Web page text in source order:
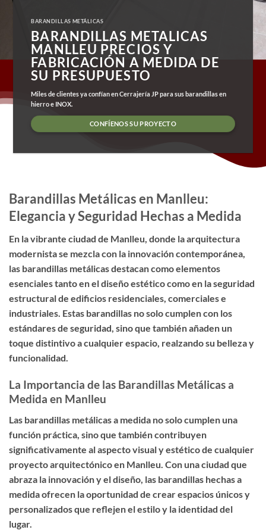
BARANDILLAS METÁLICAS
BARANDILLAS METALICAS
MANLLEU PRECIOS Y
FABRICACIÓN A MEDIDA DE
SU PRESUPUESTO
Miles de clientes ya confían en Cerrajería JP para sus barandillas en
hierro e INOX.
CONFÍENOS SU PROYECTO
Barandillas Metálicas en Manlleu:
Elegancia y Seguridad Hechas a Medida
En la vibrante ciudad de Manlleu, donde la arquitectura
modernista se mezcla con la innovación contemporánea,
las barandillas metálicas destacan como elementos
esenciales tanto en el diseño estético como en la seguridad
estructural de edificios residenciales, comerciales e
industriales. Estas barandillas no solo cumplen con los
estándares de seguridad, sino que también añaden un
toque distintivo a cualquier espacio, realzando su belleza y
funcionalidad.
La Importancia de las Barandillas Metálicas a
Medida en Manlleu
Las barandillas metálicas a medida no solo cumplen una
función práctica, sino que también contribuyen
significativamente al aspecto visual y estético de cualquier
proyecto arquitectónico en Manlleu. Con una ciudad que
abraza la innovación y el diseño, las barandillas hechas a
medida ofrecen la oportunidad de crear espacios únicos y
personalizados que reflejen el estilo y la identidad del
lugar.